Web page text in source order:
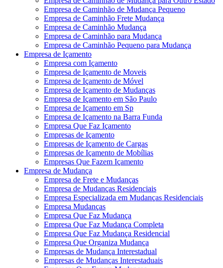
Empresa de Caminhão de Mudança Pequeno
Empresa de Caminhão Frete Mudança
Empresa de Caminhão Mudança
Empresa de Caminhão para Mudança
Empresa de Caminhão Pequeno para Mudança
Empresa de Içamento
Empresa com Içamento
Empresa de Içamento de Moveis
Empresa de Içamento de Móvel
Empresa de Içamento de Mudanças
Empresa de Içamento em São Paulo
Empresa de Içamento em Sp
Empresa de Içamento na Barra Funda
Empresa Que Faz Içamento
Empresas de Içamento
Empresas de Içamento de Cargas
Empresas de Içamento de Mobílias
Empresas Que Fazem Içamento
Empresa de Mudança
Empresa de Frete e Mudanças
Empresa de Mudanças Residenciais
Empresa Especializada em Mudanças Residenciais
Empresa Mudanças
Empresa Que Faz Mudança
Empresa Que Faz Mudança Completa
Empresa Que Faz Mudança Residencial
Empresa Que Organiza Mudança
Empresas de Mudança Interestadual
Empresas de Mudanças Interestaduais